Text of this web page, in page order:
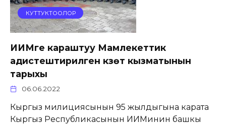
КУТТУКТООЛОР
ИИМге караштуу Мамлекеттик
адистештирилген күзөт кызматынын
тарыхы
06.06.2022
Кыргыз милициясынын 95 жылдыгына карата
Кыргыз Республикасынын ИИМинин башкы